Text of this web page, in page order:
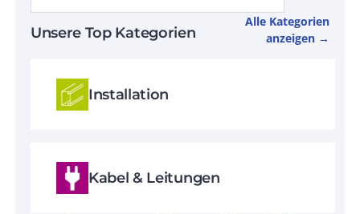
Unsere Top Kategorien
Alle Kategorien
anzeigen →
Installation
Kabel & Leitungen